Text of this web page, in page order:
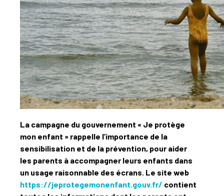
La campagne du gouvernement « Je protège
mon enfant » rappelle l’importance de la
sensibilisation et de la prévention, pour aider
les parents à accompagner leurs enfants dans
un usage raisonnable des écrans. Le site web
https://jeprotegemonenfant.gouv.fr/ contient